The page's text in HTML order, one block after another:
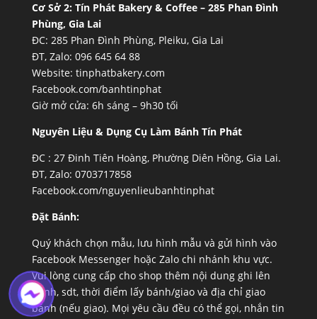
Cơ Sở 2: Tín Phát Bakery & Coffee – 285 Phan Đình
Phùng, Gia Lai
ĐC: 285 Phan Đình Phùng, Pleiku, Gia Lai
ĐT, Zalo: 096 645 64 88
Website: tinphatbakery.com
Facebook.com/banhtinphat
Giờ mở cửa: 6h sáng – 9h30 tối
Nguyên Liệu & Dụng Cụ Làm Bánh Tín Phát
ĐC : 27 Đinh Tiên Hoàng, Phường Diên Hồng, Gia Lai.
ĐT, Zalo: 0703717858
Facebook.com/nguyenlieubanhtinphat
Đặt Bánh:
Quý khách chọn mẫu, lưu hình mẫu và gửi hình vào
Facebook Messenger hoặc Zalo chi nhánh khu vực.
Vui lòng cung cấp cho shop thêm nội dung ghi lên
bánh, sdt, thời điểm lấy bánh/giao và địa chỉ giao
bánh (nếu giao). Mọi yêu cầu đều có thể gọi, nhắn tin